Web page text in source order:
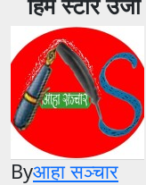
Byआहा सञ्चार